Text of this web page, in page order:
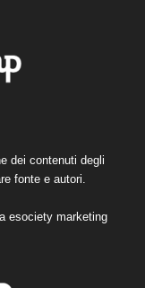
dei contenuti degli
fonte e autori.
esociety marketing